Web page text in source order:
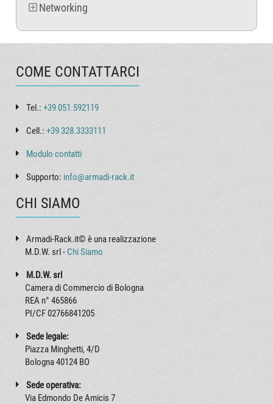
Networking
COME CONTATTARCI
Tel.:+39 051.592119
Cell.:+39 328.3333111
Modulo contatti
Supporto: info@armadi-rack.it
CHI SIAMO
Armadi-Rack.it© è una realizzazione
M.D.W. srl - Chi Siamo
M.D.W. srl
Camera di Commercio di Bologna
REA n° 465866
PI/CF 02766841205
Sede legale:
Piazza Minghetti, 4/D
Bologna 40124 BO
Sede operativa:
Via Edmondo De Amicis 7